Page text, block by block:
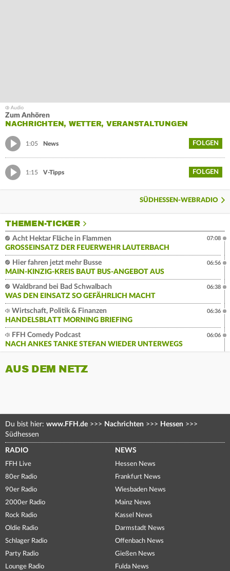
Zum Anhören
NACHRICHTEN, WETTER, VERANSTALTUNGEN
1:05 News FOLGEN
1:15 V-Tipps FOLGEN
SÜDHESSEN-WEBRADIO
THEMEN-TICKER
Acht Hektar Fläche in Flammen
GROSSEINSATZ DER FEUERWEHR LAUTERBACH
07:08
Hier fahren jetzt mehr Busse
MAIN-KINZIG-KREIS BAUT BUS-ANGEBOT AUS
06:56
Waldbrand bei Bad Schwalbach
WAS DEN EINSATZ SO GEFÄHRLICH MACHT
06:38
Wirtschaft, Politik & Finanzen
HANDELSBLATT MORNING BRIEFING
06:36
FFH Comedy Podcast
NACH ANKES TANKE STEFAN WIEDER UNTERWEGS
06:06
AUS DEM NETZ
Du bist hier: www.FFH.de >>> Nachrichten >>> Hessen >>>
Südhessen
RADIO
FFH Live
80er Radio
90er Radio
2000er Radio
Rock Radio
Oldie Radio
Schlager Radio
Party Radio
Lounge Radio
NEWS
Hessen News
Frankfurt News
Wiesbaden News
Mainz News
Kassel News
Darmstadt News
Offenbach News
Gießen News
Fulda News